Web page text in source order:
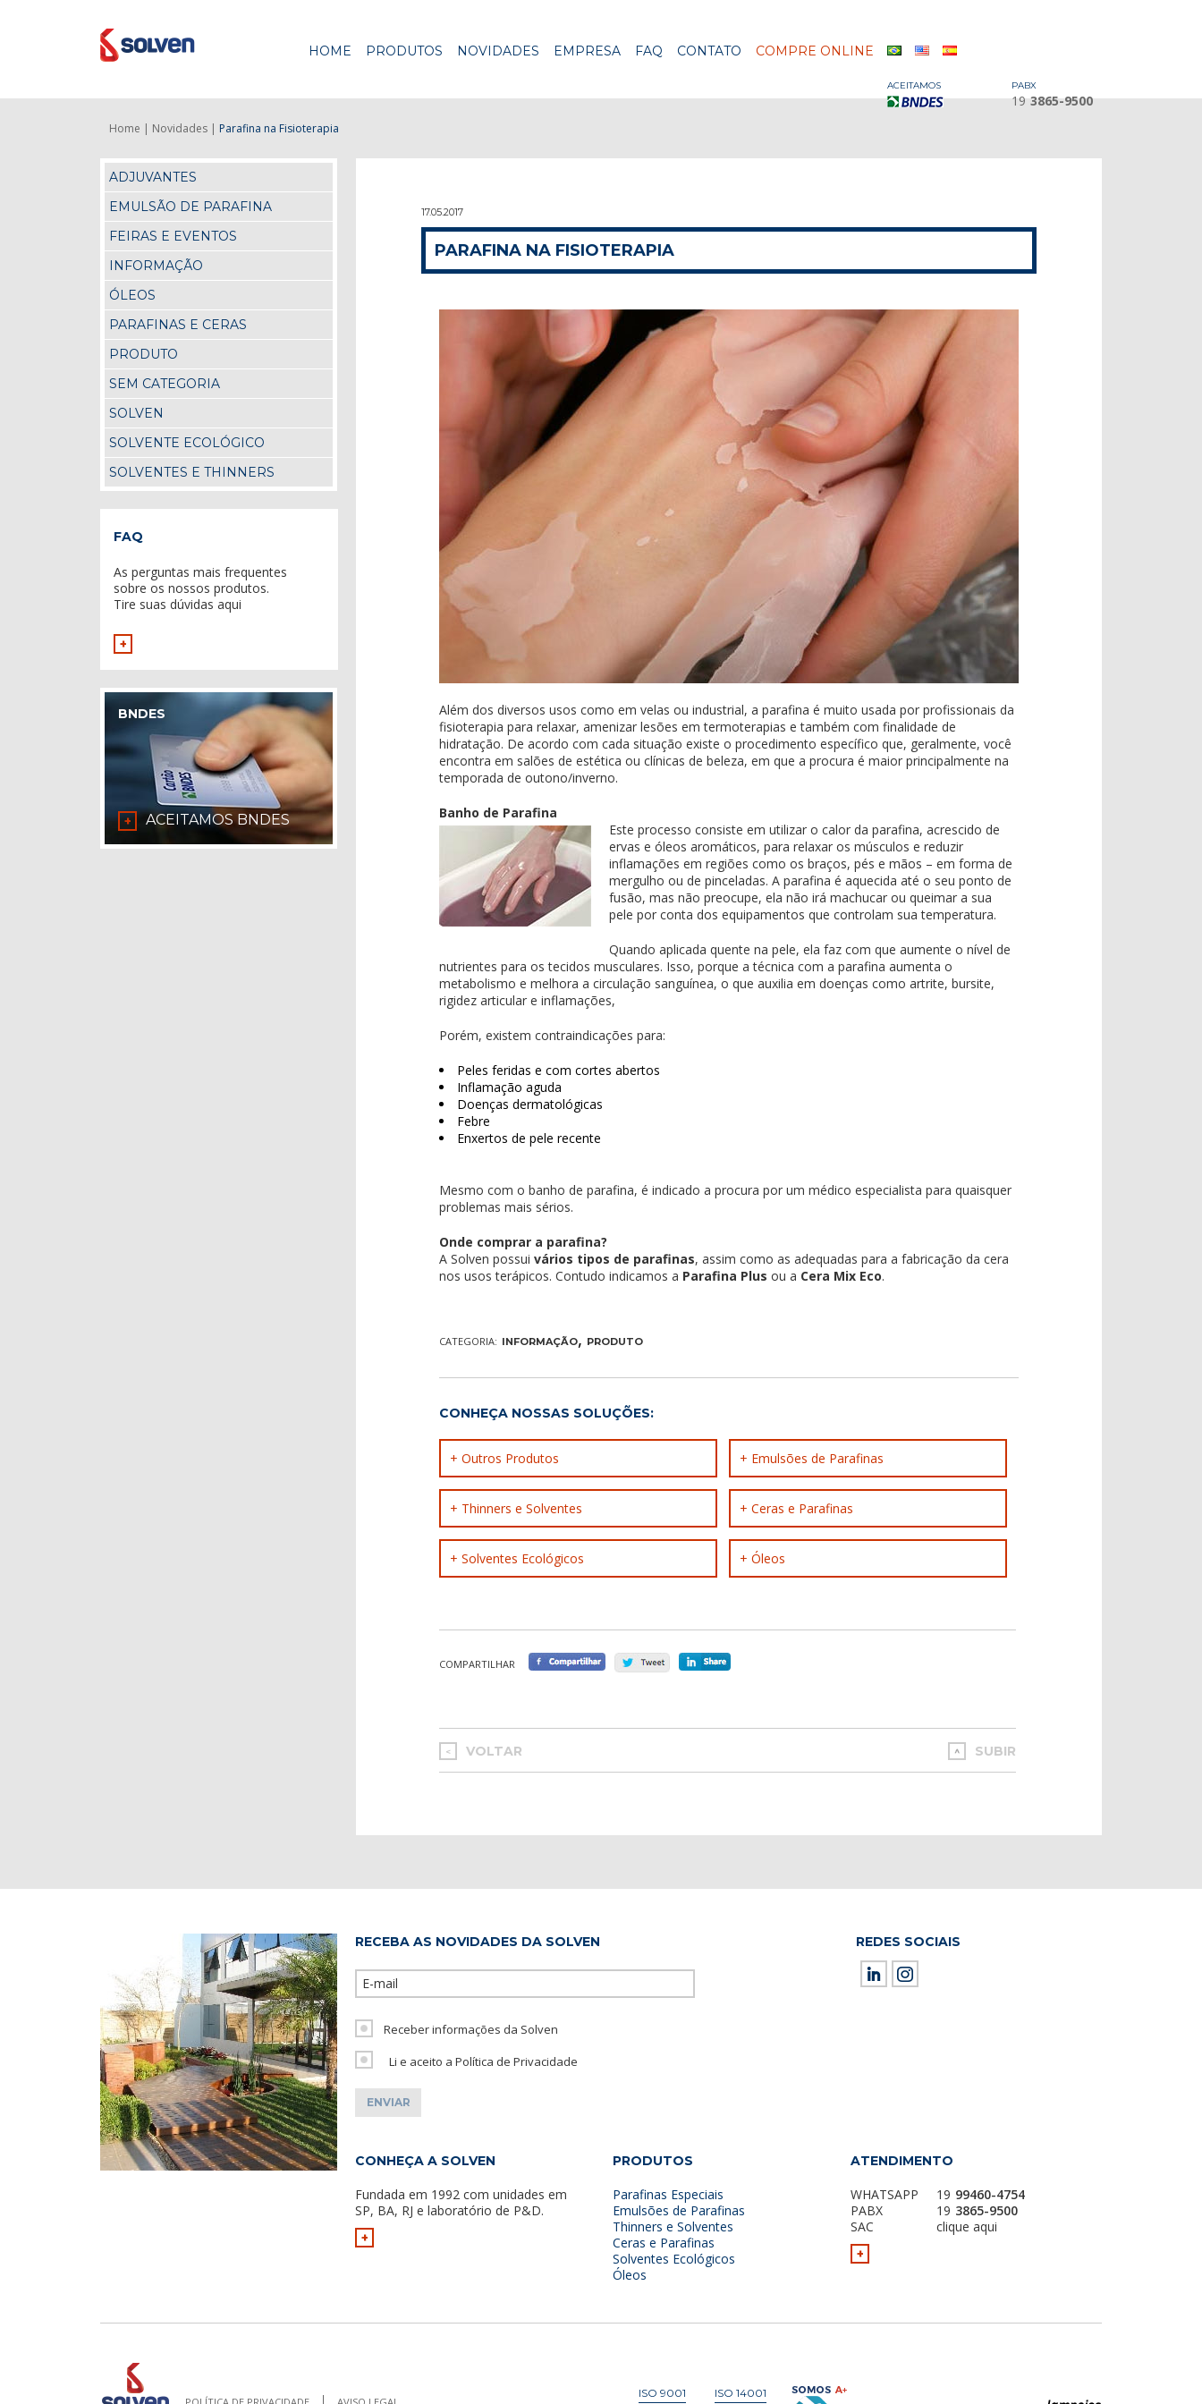
HOME PRODUTOS NOVIDADES EMPRESA FAQ CONTATO COMPRE ONLINE
ACEITAMOS PABX
19 3865-9500
Home | Novidades | Parafina na Fisioterapia
ADJUVANTES
EMULSÃO DE PARAFINA
FEIRAS E EVENTOS
INFORMAÇÃO
ÓLEOS
PARAFINAS E CERAS
PRODUTO
SEM CATEGORIA
SOLVEN
SOLVENTE ECOLÓGICO
SOLVENTES E THINNERS
FAQ
As perguntas mais frequentes
sobre os nossos produtos.
Tire suas dúvidas aqui
+
BNDES
+ ACEITAMOS BNDES
17.05.2017
PARAFINA NA FISIOTERAPIA
Além dos diversos usos como em velas ou industrial, a parafina é muito usada por profissionais da
fisioterapia para relaxar, amenizar lesões em termoterapias e também com finalidade de
hidratação. De acordo com cada situação existe o procedimento específico que, geralmente, você
encontra em salões de estética ou clínicas de beleza, em que a procura é maior principalmente na
temporada de outono/inverno.
Banho de Parafina
Este processo consiste em utilizar o calor da parafina, acrescido de
ervas e óleos aromáticos, para relaxar os músculos e reduzir
inflamações em regiões como os braços, pés e mãos – em forma de
mergulho ou de pinceladas. A parafina é aquecida até o seu ponto de
fusão, mas não preocupe, ela não irá machucar ou queimar a sua
pele por conta dos equipamentos que controlam sua temperatura.
Quando aplicada quente na pele, ela faz com que aumente o nível de
nutrientes para os tecidos musculares. Isso, porque a técnica com a parafina aumenta o
metabolismo e melhora a circulação sanguínea, o que auxilia em doenças como artrite, bursite,
rigidez articular e inflamações,
Porém, existem contraindicações para:
Peles feridas e com cortes abertos
Inflamação aguda
Doenças dermatológicas
Febre
Enxertos de pele recente
Mesmo com o banho de parafina, é indicado a procura por um médico especialista para quaisquer
problemas mais sérios.
Onde comprar a parafina?
A Solven possui vários tipos de parafinas, assim como as adequadas para a fabricação da cera
nos usos terápicos. Contudo indicamos a Parafina Plus ou a Cera Mix Eco.
CATEGORIA: INFORMAÇÃO, PRODUTO
CONHEÇA NOSSAS SOLUÇÕES:
+ Outros Produtos + Emulsões de Parafinas
+ Thinners e Solventes + Ceras e Parafinas
+ Solventes Ecológicos + Óleos
COMPARTILHAR
< VOLTAR SUBIR
RECEBA AS NOVIDADES DA SOLVEN
Receber informações da Solven
Li e aceito a Política de Privacidade
REDES SOCIAIS
CONHEÇA A SOLVEN
Fundada em 1992 com unidades em
SP, BA, RJ e laboratório de P&D.
+
PRODUTOS
Parafinas Especiais
Emulsões de Parafinas
Thinners e Solventes
Ceras e Parafinas
Solventes Ecológicos
Óleos
ATENDIMENTO
WHATSAPP
PABX
SAC
+
19 99460-4754
19 3865-9500
clique aqui
ISO 9001 ISO 14001